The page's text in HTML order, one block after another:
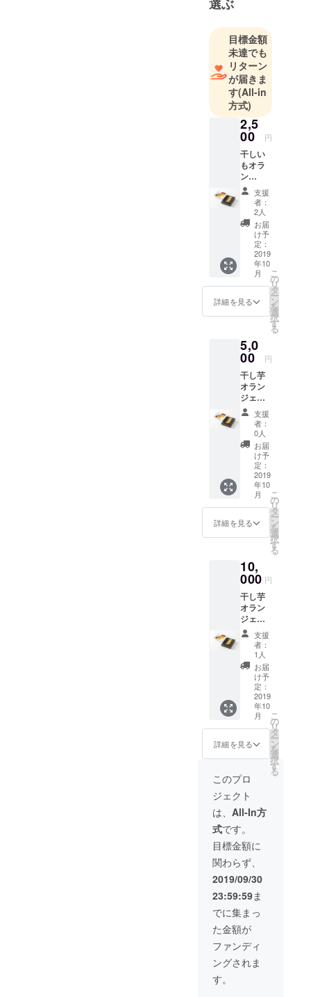
人を良く
すると書い
て「食」。
おいしさは
もちろん健
康への配慮
がなければ
本当の意味
での豊かな
食文化を築
くことはで
きません。
創業以来、
小野瀬グ
「人間万
歳！あなた
の喜びは私
の喜びで
す」を経営
様に感動、
共感してい
ただける
フードサー
ビスの創造
に邁進して
まいりまし
た。「飲食
業は人の健
康を支える
崇高な仕
誰よりも強
め、私たち
は長年にわ
たり高品質
な食材の確
保と商品開
発に取り組
んできまし
た。これま
で築き上げ
たお客様か
らの支持と
信頼をバネ
にさらなる
挑戦へ。地
元生産者と
の連携のも
と安心、安
全でおいし
い「食」の
開発と提供
を進めてま
いります。
つねに現状
を満足する
ことなく、
より高い
ハードルを
めざしてい
く。それが
目標金額
未達でも
リターン
が届きま
す(All-in
方式)
2,5
00 円
干しい
もオラ
ン
ジェッ
タ5個
入 1箱
を送り
ます。
支援
者：
2人
お届
け予
定：
2019
年10
月
詳細を見る
こ
の
リ
タ
ー
ン
を
選
択
す
る
5,0
00 円
干し芋
オラン
ジェッ
タ5枚
入 ２
箱お送
りしま
す。
支援
者：
0人
お届
け予
定：
2019
年10
月
詳細を見る
こ
の
リ
タ
ー
ン
を
選
択
す
る
10,
000 円
干し芋
オラン
ジェッ
タ５枚
入 ５
箱お送
りしま
す。
支援
者：
1人
お届
け予
定：
2019
年10
月
詳細を見る
こ
の
リ
タ
ー
ン
を
選
択
す
る
このプロ
ジェクト
は、 All-In方
式です。
目標金額に
関わらず、
2019/09/30
23:59:59ま
でに集まっ
た金額が
ファンディ
ングされま
す。